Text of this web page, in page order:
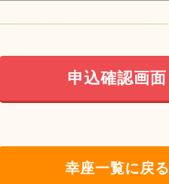
幸座一覧に戻る